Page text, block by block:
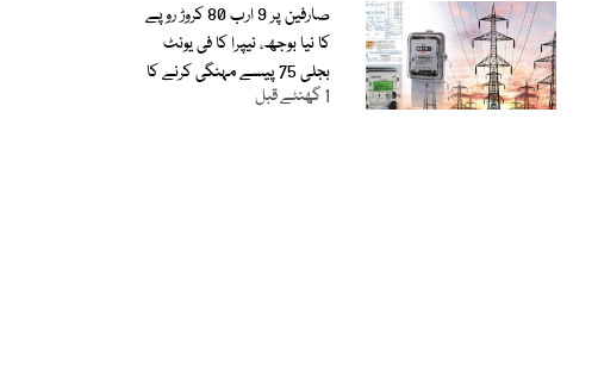
صارفین پر 9 ارب 80 کروڑ روپے
کا نیا بوجھ، نیپرا کا فی یونٹ
بجلی 75 پیسے مہنگی کرنے کا
فیصلہ1 گھنٹے قبل